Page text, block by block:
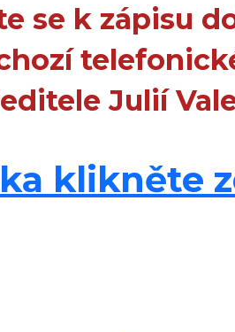
se k zápisu
Julií
klikněte